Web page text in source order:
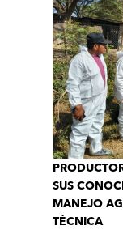
SUS
MANEJO
TÉCNICA